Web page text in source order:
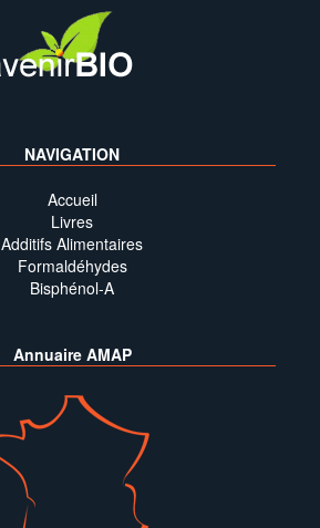
NAVIGATION
Accueil
Livres
Additifs Alimentaires
Formaldéhydes
Bisphénol-A
Annuaire AMAP